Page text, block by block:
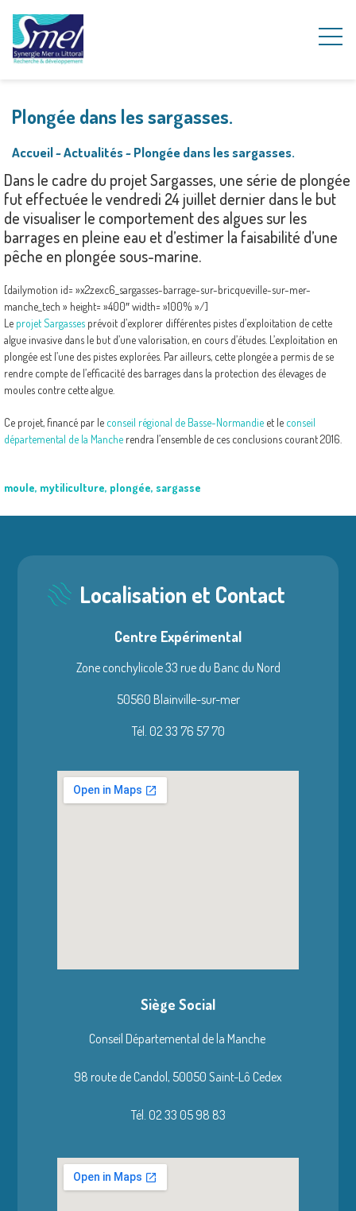
Plongée dans les sargasses.
Accueil~Actualités~Plongée dans les sargasses.
Dans le cadre du projet Sargasses, une série de plongée
fut effectuée le vendredi 24 juillet dernier dans le but
de visualiser le comportement des algues sur les
barrages en pleine eau et d’estimer la faisabilité d’une
pêche en plongée sous-marine.
[dailymotion id= »x2zexc6_sargasses-barrage-sur-bricqueville-sur-mer-
manche_tech » height= »400″ width= »100% »/]
Le projet Sargasses prévoit d’explorer différentes pistes d’exploitation de cette
algue invasive dans le but d’une valorisation, en cours d’études. L’exploitation en
plongée est l’une des pistes explorées. Par ailleurs, cette plongée a permis de se
rendre compte de l’efficacité des barrages dans la protection des élevages de
moules contre cette algue.
Ce projet, financé par le conseil régional de Basse-Normandie et le conseil
départemental de la Manche rendra l’ensemble de ces conclusions courant 2016.
moule, mytiliculture, plongée, sargasse
Localisation et Contact
Centre Expérimental
Zone conchylicole 33 rue du Banc du Nord
50560 Blainville-sur-mer
Tél. 02 33 76 57 70
Siège Social
Conseil Départemental de la Manche
98 route de Candol, 50050 Saint-Lô Cedex
Tél. 02 33 05 98 83